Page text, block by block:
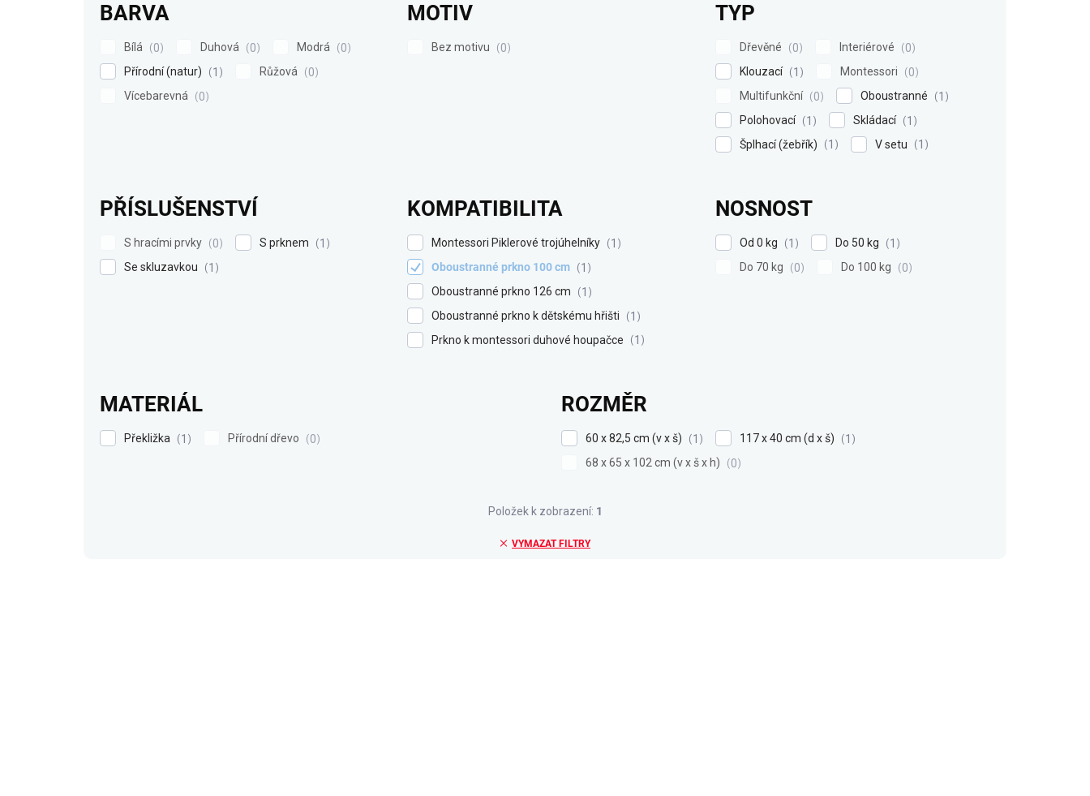
BARVA
Bílá 0 Duhová 0 Modrá
0
Přírodní (natur)
1 Růžová
0
Vícebarevná
0
MOTIV
Bez motivu 0
TYP
Dřevěné 0 Interiérové
0
Klouzací
1 Montessori
0
Multifunkční
0 Oboustranné
1
Polohovací
1 Skládací
1
Šplhací (žebřík)
1 V setu 1
PŘÍSLUŠENSTVÍ
S hracími prvky 0 S prknem
1
Se skluzavkou
1
KOMPATIBILITA
Montessori Piklerové trojúhelníky
1
Oboustranné prkno 100 cm
1
Oboustranné prkno 126 cm
1
Oboustranné prkno k dětskému hřišti
1
Prkno k montessori duhové houpačce
1
NOSNOST
Od 0 kg 1 Do 50 kg
1
Do 70 kg
0 Do 100 kg 0
MATERIÁL
Překližka 1 Přírodní dřevo 0
ROZMĚR
60 x 82,5 cm (v x š) 1 117 x 40 cm (d x š)
1
68 x 65 x 102 cm (v x š x h)
0
VYMAZAT FILTRY
Položek k zobrazení: 1